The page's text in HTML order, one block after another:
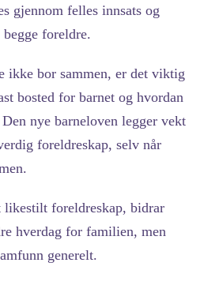
gjennom felles innsats og
foreldre.
bor sammen, er det viktig
bosted for barnet og hvordan
nye barneloven legger vekt
foreldreskap, selv når
foreldreskap, bidrar
hverdag for familien, men
generelt.